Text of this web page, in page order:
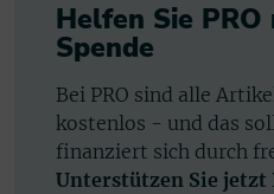
Helfen Sie
Spende
Bei PRO sind alle
kostenlos - und das
finanziert sich durch
Unterstützen Sie jetzt